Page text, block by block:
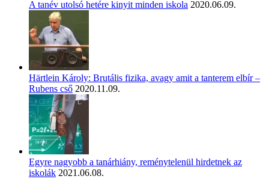
A tanév utolsó hetére kinyit minden iskola 2020.06.09.
Härtlein Károly: Brutális fizika, avagy amit a tanterem elbír –
Rubens cső 2020.11.09.
Egyre nagyobb a tanárhiány, reménytelenül hirdetnek az
iskolák 2021.06.08.